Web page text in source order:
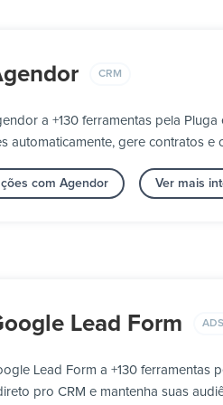
CRM
a +130 ferramentas pela
automaticamente, gere contratos
com Agendor Ver mais
Lead Form
Lead Form a +130 ferramentas
pro CRM e mantenha suas